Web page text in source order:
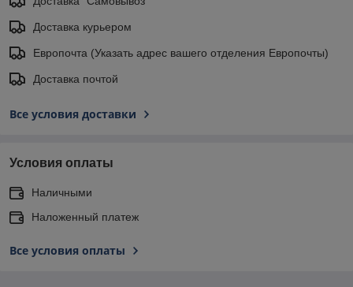
Доставка курьером
Европочта (Указать адрес вашего отделения Европочты)
Доставка почтой
Все условия доставки
Условия оплаты
Наличными
Наложенный платеж
Все условия оплаты